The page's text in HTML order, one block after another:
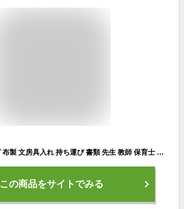
Eculcki 収納バッグ 布製 文房具入れ 持ち運び 書類 先生 教師 保育士 保育園 幼稚園 塾 学校 大容量 折りたたみ 仕分 整理 工具 道具 ガーデン (グレーブラック)
この商品をサイトでみる